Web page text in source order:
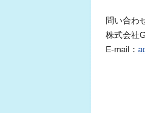
問い合わ
株式会社
E-mail：